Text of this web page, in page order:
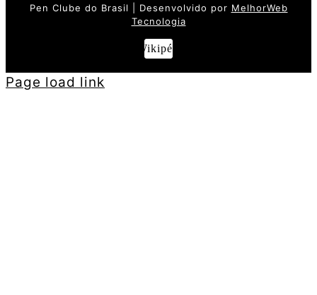
Pen Clube do Brasil | Desenvolvido por MelhorWeb
Tecnologia
Wikipédia
Page load link